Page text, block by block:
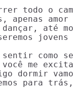
todo o
apenas amor
dançar, até
jovens
sentir como
me excita
dormir
para